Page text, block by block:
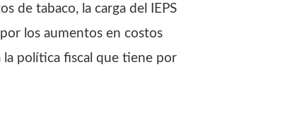
de tabaco, la carga del IEPS
los aumentos en costos
política fiscal que tiene por